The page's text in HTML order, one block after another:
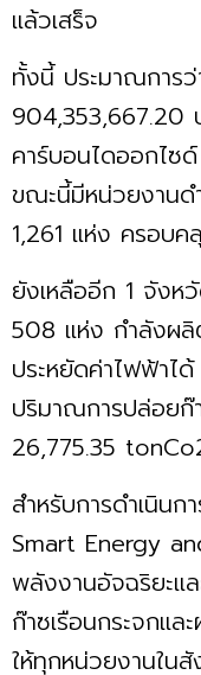
แล้วเสร็จ
ทั้งนี้ ประมาณการว่
904,353,667.20
คาร์บอนไดออกไ
ขณะนี้มีหน่วยงานดำ
1,261 แห่ง ครอบ
ยังเหลืออีก 1 จังห
508 แห่ง กำลังผ
ประหยัดค่าไฟฟ้าไ
ปริมาณการปล่อยก๊
26,775.35
สำหรับการดำเนินก
Smart Energy
พลังงานอัจฉริยะแ
ก๊าซเรือนกระจกแ
ให้ทุกหน่วยงานใน